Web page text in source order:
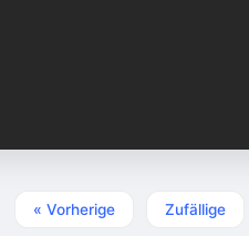
« Vorherige Zufällige